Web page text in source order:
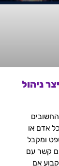
ניהול
אדם או
ומקבל
קשר עם
אם